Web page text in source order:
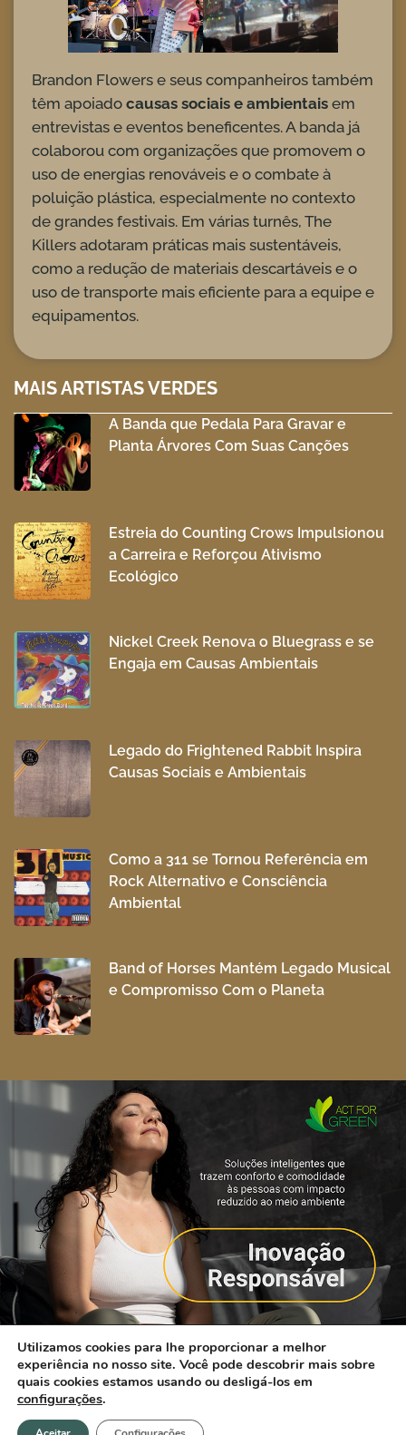
MAIS ARTISTAS VERDES
A Banda que Pedala Para Gravar e
Planta Árvores Com Suas Canções
Estreia do Counting Crows Impulsionou
a Carreira e Reforçou Ativismo
Ecológico
Nickel Creek Renova o Bluegrass e se
Engaja em Causas Ambientais
Legado do Frightened Rabbit Inspira
Causas Sociais e Ambientais
Como a 311 se Tornou Referência em
Rock Alternativo e Consciência
Ambiental
Band of Horses Mantém Legado Musical
e Compromisso Com o Planeta
Brandon Flowers e seus companheiros também
têm apoiado causas sociais e ambientais em
entrevistas e eventos beneficentes. A banda já
colaborou com organizações que promovem o
uso de energias renováveis e o combate à
poluição plástica, especialmente no contexto
de grandes festivais. Em várias turnês, The
Killers adotaram práticas mais sustentáveis,
como a redução de materiais descartáveis e o
uso de transporte mais eficiente para a equipe e
equipamentos.
Utilizamos cookies para lhe proporcionar a melhor
experiência no nosso site. Você pode descobrir mais sobre
quais cookies estamos usando ou desligá-los em
configurações.